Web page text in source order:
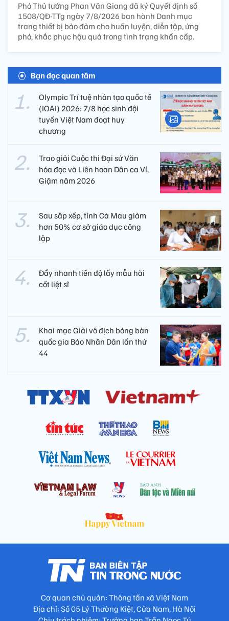
Phó Thủ tướng Phan Văn Giang đã ký Quyết định số
1508/QĐ-TTg ngày 7/8/2026 ban hành Danh mục
trang thiết bị bảo đảm cho huấn luyện, diễn tập, ứng
phó, khắc phục hậu quả trong tình trạng khẩn cấp.
Bạn đọc quan tâm
Olympic Trí tuệ nhân tạo quốc tế
(IOAI) 2026: 7/8 học sinh đội
tuyển Việt Nam đoạt huy
chương
Trao giải Cuộc thi Đại sứ Văn
hóa đọc và Liên hoan Dân ca Ví,
Giặm năm 2026
Sau sắp xếp, tỉnh Cà Mau giảm
hơn 50% cơ sở giáo dục công
lập
Đẩy nhanh tiến độ lấy mẫu hài
cốt liệt sĩ
Khai mạc Giải vô địch bóng bàn
quốc gia Báo Nhân Dân lần thứ
44
Cơ quan chủ quản: Thông tấn xã Việt Nam
Địa chỉ: Số 05 Lý Thường Kiệt, Cửa Nam, Hà Nội